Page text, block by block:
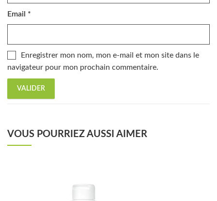
Email *
Enregistrer mon nom, mon e-mail et mon site dans le
navigateur pour mon prochain commentaire.
VOUS POURRIEZ AUSSI AIMER